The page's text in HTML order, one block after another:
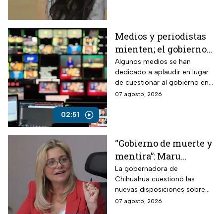
02:51
Medios y periodistas
mienten; el gobierno
controla la narrativa a
través de paleros
Algunos medios se han
dedicado a aplaudir en lugar
de cuestionar al gobierno en
medio de los nuevos
07 agosto, 2026
“Gobierno de muerte y
mentira”: Maru
Campos arremete
contra Morena por
polémicos
lineamientos de
La gobernadora de
Chihuahua cuestionó las
nuevas disposiciones sobre
medios y lanzó fuertes
07 agosto, 2026